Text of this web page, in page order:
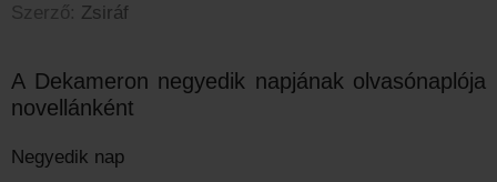
Szerző: Zsiráf
A Dekameron negyedik napjának olvasónaplója
novellánként
Negyedik nap